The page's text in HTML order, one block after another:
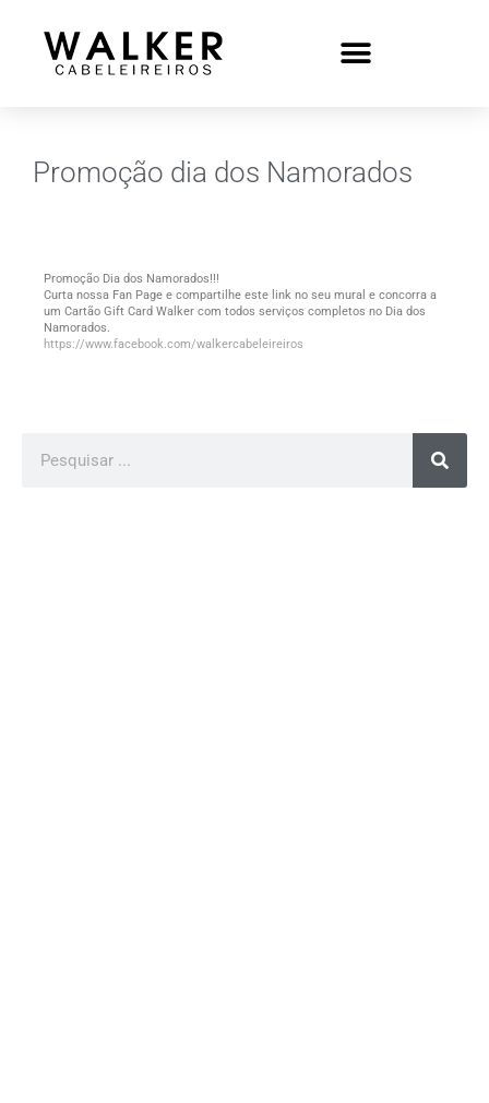
Promoção dia dos Namorados
Promoção Dia dos Namorados!!!
Curta nossa Fan Page e compartilhe este link no seu mural e concorra a
um Cartão Gift Card Walker com todos serviços completos no Dia dos
Namorados.
https://www.facebook.com/walkercabeleireiros